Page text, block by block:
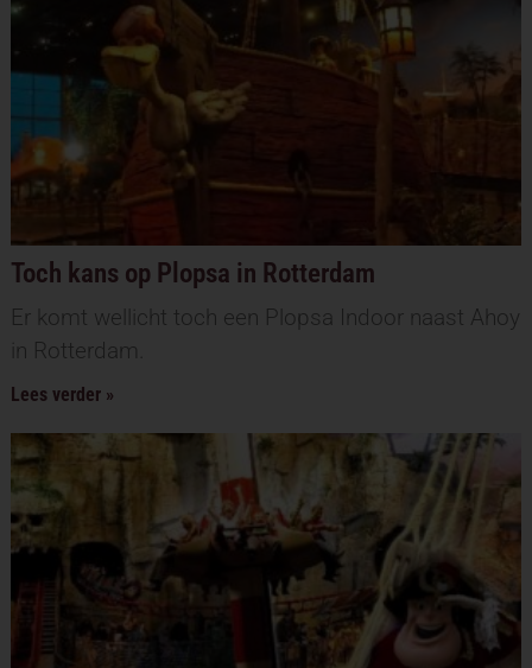
Toch kans op Plopsa in Rotterdam
Er komt wellicht toch een Plopsa Indoor naast Ahoy
in Rotterdam.
Lees verder »